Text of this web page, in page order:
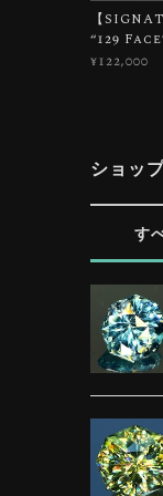
【
“129
¥122,000
ショッ
す